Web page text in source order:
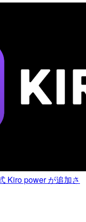
Kiro power が追加さ